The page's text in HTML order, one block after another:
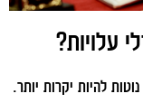
עלויות?
להיות יקרות יותר.